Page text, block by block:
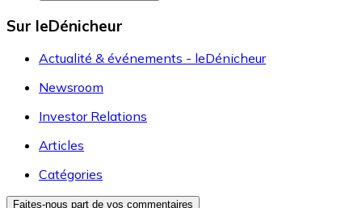
Sur leDénicheur
Actualité & événements - leDénicheur
Newsroom
Investor Relations
Articles
Catégories
Faites-nous part de vos commentaires